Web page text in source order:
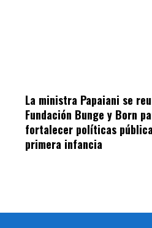
La ministra Papaiani se
Fundación Bunge y Born
fortalecer políticas
primera infancia